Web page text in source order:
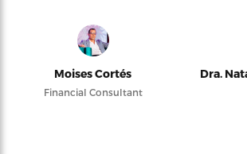
Moises Cortés
Financial Consultant
Dra.